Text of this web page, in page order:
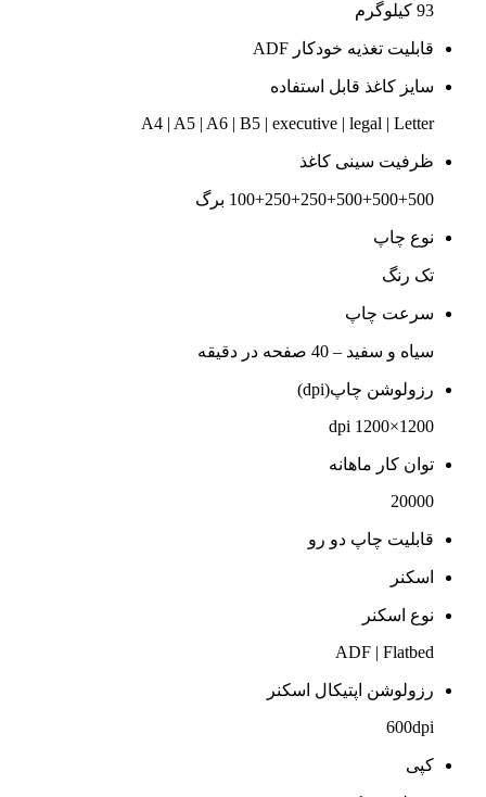
93 کیلوگرم
قابلیت تغذیه خودکار ADF
سایز کاغذ قابل استفاده
A4 | A5 | A6 | B5 | executive | legal | Letter
ظرفیت سینی کاغذ
100+250+250+500+500+500 برگ
نوع چاپ
تک رنگ
سرعت چاپ
سیاه و سفید – 40 صفحه در دقیقه
رزولوشن چاپ(dpi)
1200×1200 dpi
توان کار ماهانه
20000
قابلیت چاپ دو رو
اسکنر
نوع اسکنر
ADF | Flatbed
رزولوشن اپتیکال اسکنر
600dpi
کپی